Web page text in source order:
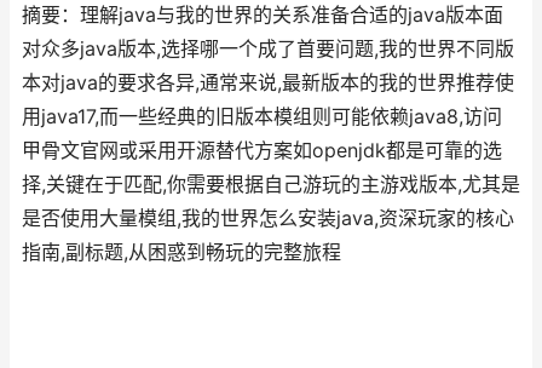
摘要：理解java与我的世界的关系准备合适的java版本面
对众多java版本,选择哪一个成了首要问题,我的世界不同版
本对java的要求各异,通常来说,最新版本的我的世界推荐使
用java17,而一些经典的旧版本模组则可能依赖java8,访问
甲骨文官网或采用开源替代方案如openjdk都是可靠的选
择,关键在于匹配,你需要根据自己游玩的主游戏版本,尤其是
是否使用大量模组,我的世界怎么安装java,资深玩家的核心
指南,副标题,从困惑到畅玩的完整旅程